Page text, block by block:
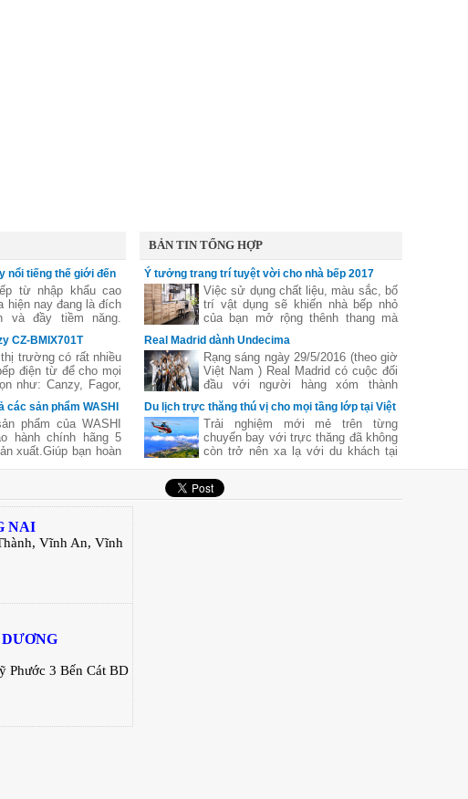
nổi tiếng thế giới đến
từ nhập khẩu cao
hiện nay đang là đích
và đầy tiềm năng.
không có gì lạ khi
lại đây, thị trường
hiện các thương hiệu
trên thế giới như
CZ-BMIX701T
trường có rất nhiều
điện từ để cho mọi
như: Canzy, Fagor,
Taka... Nòi về dòng
hết phải nói tới
Canzy. Đây là sản
từ Italia - một
tiếng toàn cầu được
tiêu dùng ưa thích
các sản phẩm WASHI
phẩm của WASHI
hành chính hãng 5
xuất.Giúp bạn hoàn
BẢN TIN TỔNG HỢP
Ý tưởng trang trí tuyệt vời cho nhà bếp 2017
Việc sử dụng chất liệu, màu sắc, bố
trí vật dụng sẽ khiến nhà bếp nhỏ
của bạn mở rộng thênh thang mà
không tốn quá nhiều thời gian, công
sức. Nếu bạn đang tìm kiếm những
ý tưởng đầy cảm hứng để trang trí
cho căn bếp của ban, hãy duyệt qua
bộ sưu tập sáng tạo dưới đây và
bạn sẽ có cảm hứng thiết kế nhà
bếp ngay thôi!
Real Madrid dành Undecima
Rạng sáng ngày 29/5/2016 (theo giờ
Việt Nam ) Real Madrid có cuộc đối
đầu với người hàng xóm thành
Madrid Atletico .
Du lịch trực thăng thú vị cho mọi tầng lớp tại Việt
Nam
Trải nghiệm mới mẻ trên từng
chuyến bay với trực thăng đã không
còn trở nên xa lạ với du khách tại
với mức giá hợp lý.
NAI
Vĩnh An, Vĩnh
Phước 3 Bến Cát BD